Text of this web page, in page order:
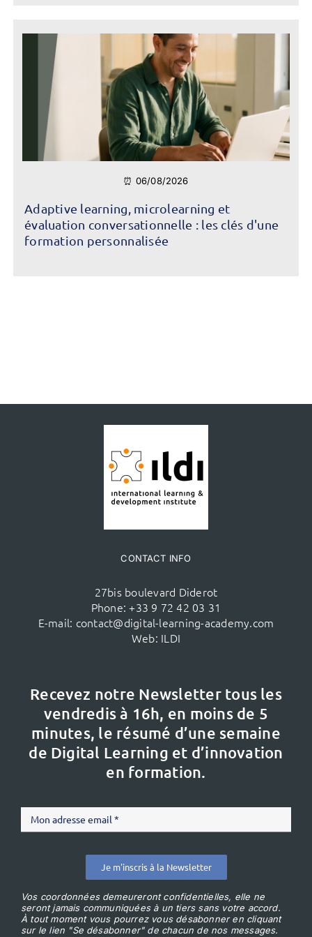
⏰ 06/08/2026
Adaptive learning, microlearning et
évaluation conversationnelle : les clés d'une
formation personnalisée
CONTACT INFO
27bis boulevard Diderot
Phone: +33 9 72 42 03 31
E-mail: contact@digital-learning-academy.com
Web: ILDI
Recevez notre Newsletter tous les
vendredis à 16h, en moins de 5
minutes, le résumé d’une semaine
de Digital Learning et d’innovation
en formation.
Je m'inscris à la Newsletter
Vos coordonnées demeureront confidentielles, elle ne
seront jamais communiquées à un tiers sans votre accord.
À tout moment vous pourrez vous désabonner en cliquant
sur le lien "Se désabonner" de chacun de nos messages.